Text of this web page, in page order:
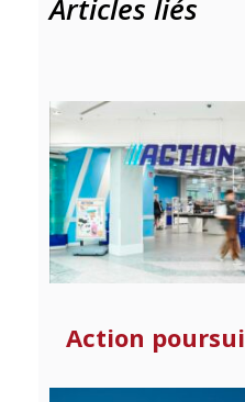
Articles liés
Action